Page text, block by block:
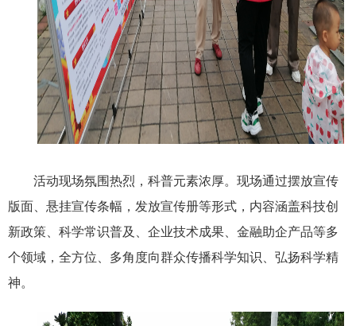
活动现场氛围热烈，科普元素浓厚。现场通过摆放宣传
版面、悬挂宣传条幅，发放宣传册等形式，内容涵盖科技创
新政策、科学常识普及、企业技术成果、金融助企产品等多
个领域，全方位、多角度向群众传播科学知识、弘扬科学精
神。